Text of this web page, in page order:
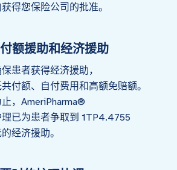
得您保险公司的批准。
额援助和经济援助
患者获得经济援助，
付额、自付费用和高额免赔额。
，AmeriPharma®
已为患者争取到 1TP4.4755
经济援助。